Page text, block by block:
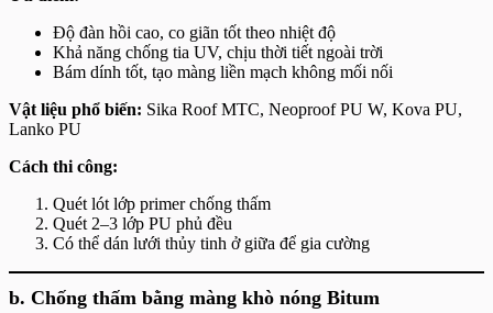
Độ đàn hồi cao, co giãn tốt theo nhiệt độ
Khả năng chống tia UV, chịu thời tiết ngoài trời
Bám dính tốt, tạo màng liền mạch không mối nối
Vật liệu phổ biến: Sika Roof MTC, Neoproof PU W, Kova PU,
Lanko PU
Cách thi công:
Quét lót lớp primer chống thấm
Quét 2–3 lớp PU phủ đều
Có thể dán lưới thủy tinh ở giữa để gia cường
b. Chống thấm bằng màng khò nóng Bitum